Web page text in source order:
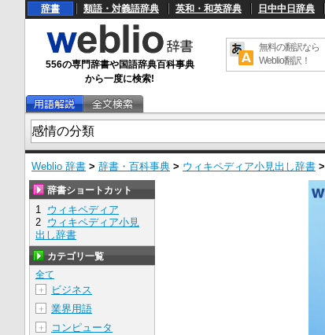
辞書 類語・対義語辞典 英和・和英辞典 日中中日辞典
556の専門辞書や国語辞典百科事典
から一度に検索!
無料の翻訳なら
Weblio翻訳！
Weblio 辞書 > 辞書・百科事典 > ウィキペディア小見出し辞書 >
辞書ショートカット
1 ウィキペディア
2 ウィキペディア小見
出し辞書
カテゴリ一覧
全て
＋
ビジネス
＋ 業界用語
＋ コンピュータ